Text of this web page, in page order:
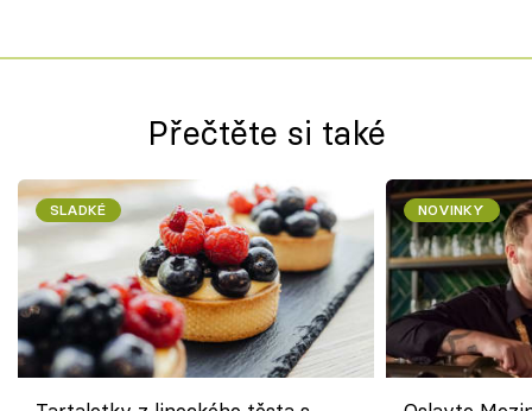
Přečtěte si také
SLADKÉ NOVINKY